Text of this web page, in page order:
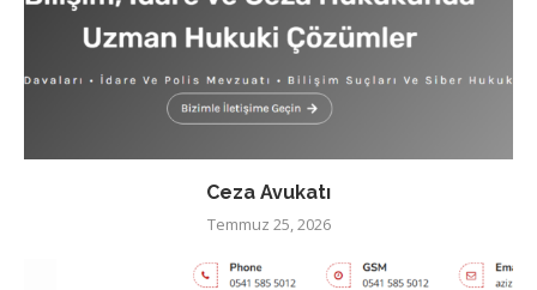
Ceza Avukatı
Temmuz 25, 2026